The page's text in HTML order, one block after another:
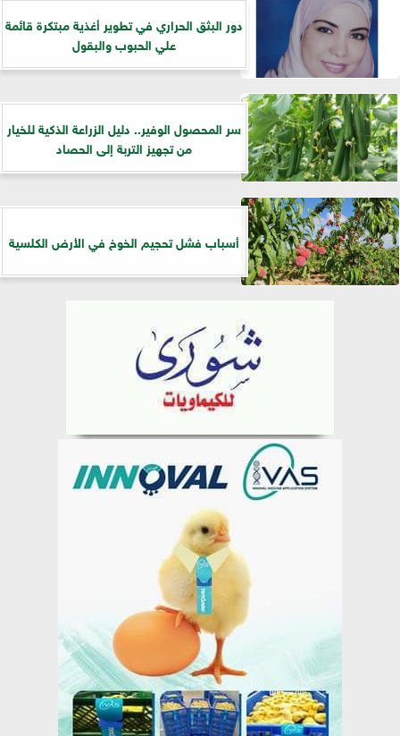
دور البثق الحراري في تطوير أغذية مبتكرة قائمة
علي الحبوب والبقول
سر المحصول الوفير.. دليل الزراعة الذكية للخيار
من تجهيز التربة إلى الحصاد
أسباب فشل تحجيم الخوخ في الأرض الكلسية